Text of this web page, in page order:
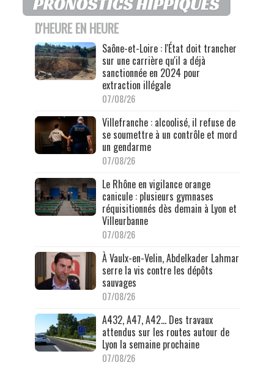
D'HEURE EN HEURE
Saône-et-Loire : l'État doit trancher
sur une carrière qu'il a déjà
sanctionnée en 2024 pour
extraction illégale
07/08/26
Villefranche : alcoolisé, il refuse de
se soumettre à un contrôle et mord
un gendarme
07/08/26
Le Rhône en vigilance orange
canicule : plusieurs gymnases
réquisitionnés dès demain à Lyon et
Villeurbanne
07/08/26
À Vaulx-en-Velin, Abdelkader Lahmar
serre la vis contre les dépôts
sauvages
07/08/26
A432, A47, A42… Des travaux
attendus sur les routes autour de
Lyon la semaine prochaine
07/08/26